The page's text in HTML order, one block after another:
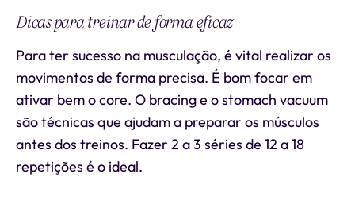
Dicas para treinar de forma eficaz
Para ter sucesso na musculação, é vital realizar os
movimentos de forma precisa. É bom focar em
ativar bem o core. O bracing e o stomach vacuum
são técnicas que ajudam a preparar os músculos
antes dos treinos. Fazer 2 a 3 séries de 12 a 18
repetições é o ideal.